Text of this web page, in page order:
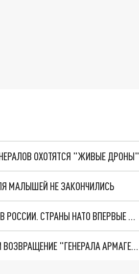
ОХОТЯТСЯ "ЖИВЫЕ ДРОНЫ"
МАЛЫШЕЙ НЕ ЗАКОНЧИЛИСЬ
"ОЧЕНЬ ПЛОХИЕ НОВОСТИ": БОЛЬШАЯ ОШИБКА PALANTIR В РОССИИ. СТРАНЫ НАТО ВПЕРВЫЕ ЗА СВО ОСТАНОВИЛИ ПОСТАВКИ ОРУЖИЯ. ВСУ ТЕРЯЮТ ПРИГРАНИЧЬЕ?
ТРИ ГЛАВНЫХ ИНСАЙДА ОБ СВО. ОТМЕНА МОБИЛИЗАЦИИ И ВОЗВРАЩЕНИЕ "ГЕНЕРАЛА АРМАГЕДДОНА"? ОТЛИЧНЫЕ НОВОСТИ, КОТОРЫЕ ЖДАЛИ ВСЕ